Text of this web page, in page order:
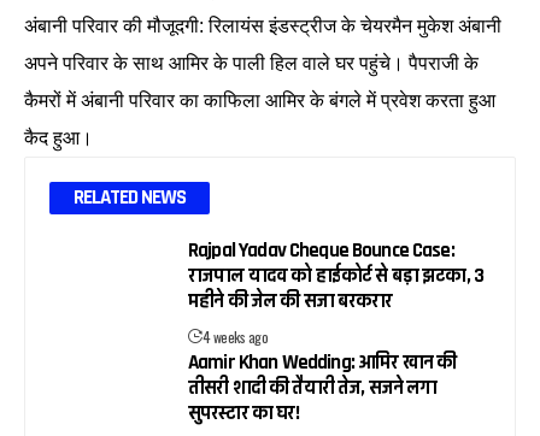
अंबानी परिवार की मौजूदगी: रिलायंस इंडस्ट्रीज के चेयरमैन मुकेश अंबानी
अपने परिवार के साथ आमिर के पाली हिल वाले घर पहुंचे। पैपराजी के
कैमरों में अंबानी परिवार का काफिला आमिर के बंगले में प्रवेश करता हुआ
कैद हुआ।
RELATED NEWS
Rajpal Yadav Cheque Bounce Case:
राजपाल यादव को हाईकोर्ट से बड़ा झटका, 3
महीने की जेल की सजा बरकरार
4 weeks ago
Aamir Khan Wedding: आमिर खान की
तीसरी शादी की तैयारी तेज, सजने लगा
सुपरस्टार का घर!